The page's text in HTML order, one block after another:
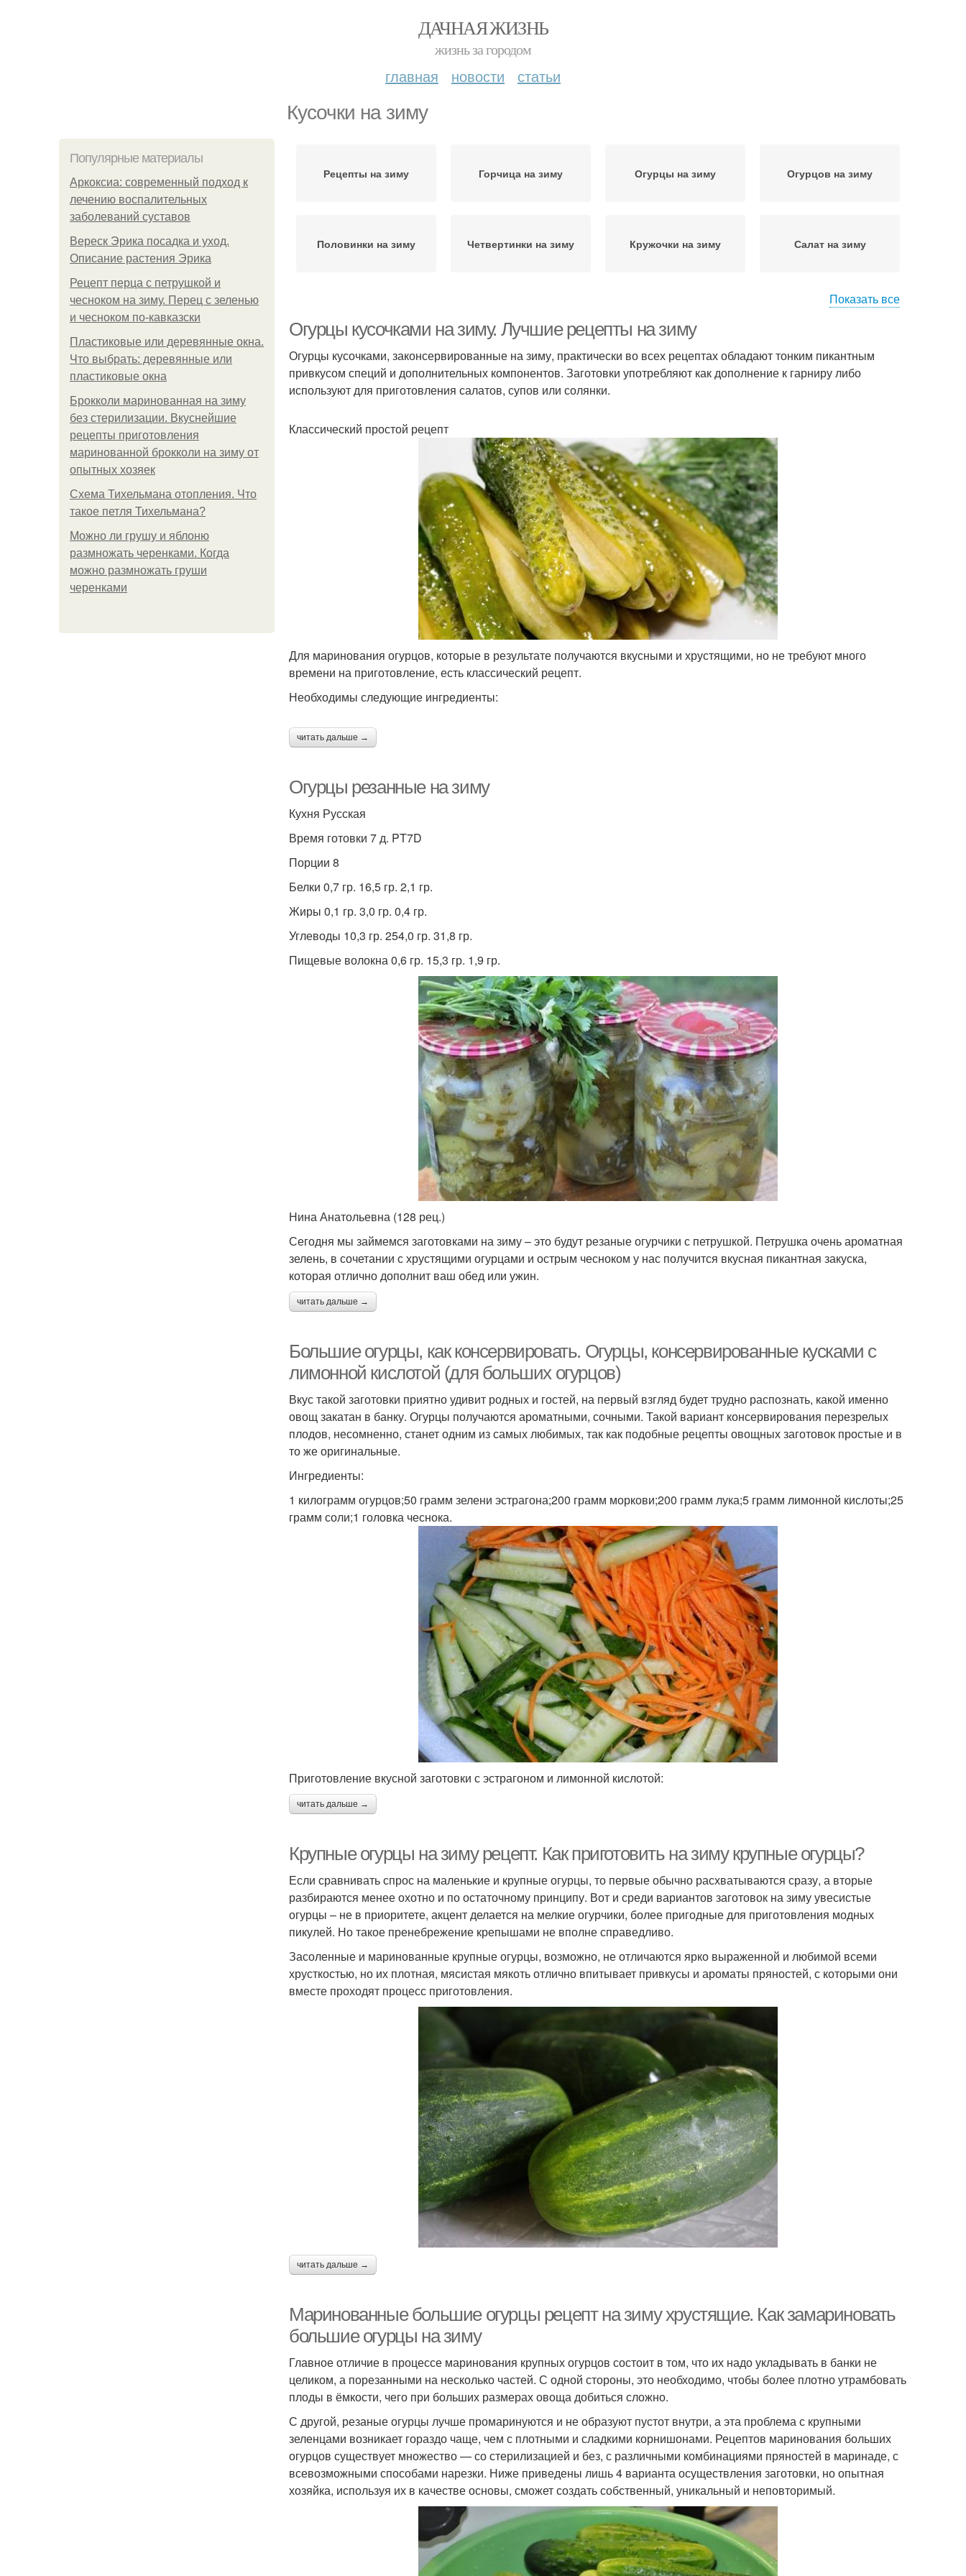
ДАЧНАЯ ЖИЗНЬ
жизнь за городом
главная новости статьи
Кусочки на зиму
Популярные материалы
Аркоксиа: современный подход к
лечению воспалительных
заболеваний суставов
Вереск Эрика посадка и уход.
Описание растения Эрика
Рецепт перца с петрушкой и
чесноком на зиму. Перец с зеленью
и чесноком по-кавказски
Пластиковые или деревянные окна.
Что выбрать: деревянные или
пластиковые окна
Брокколи маринованная на зиму
без стерилизации. Вкуснейшие
рецепты приготовления
маринованной брокколи на зиму от
опытных хозяек
Схема Тихельмана отопления. Что
такое петля Тихельмана?
Можно ли грушу и яблоню
размножать черенками. Когда
можно размножать груши
черенками
Рецепты на зиму Горчица на зиму Огурцы на зиму Огурцов на зиму
Половинки на зиму Четвертинки на зиму Кружочки на зиму Салат на зиму
Яблоки на зиму Компот на зиму
Маленькие на зиму
Показать все
Огурцы кусочками на зиму. Лучшие рецепты на зиму
Огурцы кусочками, законсервированные на зиму, практически во всех рецептах обладают тонким пикантным
привкусом специй и дополнительных компонентов. Заготовки употребляют как дополнение к гарниру либо
используют для приготовления салатов, супов или солянки.
Классический простой рецепт
Для маринования огурцов, которые в результате получаются вкусными и хрустящими, но не требуют много
времени на приготовление, есть классический рецепт.
Необходимы следующие ингредиенты:
читать дальше →
Огурцы резанные на зиму
Кухня Русская
Время готовки 7 д. PT7D
Порции 8
Белки 0,7 гр. 16,5 гр. 2,1 гр.
Жиры 0,1 гр. 3,0 гр. 0,4 гр.
Углеводы 10,3 гр. 254,0 гр. 31,8 гр.
Пищевые волокна 0,6 гр. 15,3 гр. 1,9 гр.
Нина Анатольевна (128 рец.)
Сегодня мы займемся заготовками на зиму – это будут резаные огурчики с петрушкой. Петрушка очень ароматная
зелень, в сочетании с хрустящими огурцами и острым чесноком у нас получится вкусная пикантная закуска,
которая отлично дополнит ваш обед или ужин.
читать дальше →
Большие огурцы, как консервировать. Огурцы, консервированные кусками с
лимонной кислотой (для больших огурцов)
Вкус такой заготовки приятно удивит родных и гостей, на первый взгляд будет трудно распознать, какой именно
овощ закатан в банку. Огурцы получаются ароматными, сочными. Такой вариант консервирования перезрелых
плодов, несомненно, станет одним из самых любимых, так как подобные рецепты овощных заготовок простые и в
то же оригинальные.
Ингредиенты:
1 килограмм огурцов;50 грамм зелени эстрагона;200 грамм моркови;200 грамм лука;5 грамм лимонной кислоты;25
грамм соли;1 головка чеснока.
Приготовление вкусной заготовки с эстрагоном и лимонной кислотой:
читать дальше →
Крупные огурцы на зиму рецепт. Как приготовить на зиму крупные огурцы?
Если сравнивать спрос на маленькие и крупные огурцы, то первые обычно расхватываются сразу, а вторые
разбираются менее охотно и по остаточному принципу. Вот и среди вариантов заготовок на зиму увесистые
огурцы – не в приоритете, акцент делается на мелкие огурчики, более пригодные для приготовления модных
пикулей. Но такое пренебрежение крепышами не вполне справедливо.
Засоленные и маринованные крупные огурцы, возможно, не отличаются ярко выраженной и любимой всеми
хрусткостью, но их плотная, мясистая мякоть отлично впитывает привкусы и ароматы пряностей, с которыми они
вместе проходят процесс приготовления.
читать дальше →
Маринованные большие огурцы рецепт на зиму хрустящие. Как замариновать
большие огурцы на зиму
Главное отличие в процессе маринования крупных огурцов состоит в том, что их надо укладывать в банки не
целиком, а порезанными на несколько частей. С одной стороны, это необходимо, чтобы более плотно утрамбовать
плоды в ёмкости, чего при больших размерах овоща добиться сложно.
С другой, резаные огурцы лучше промаринуются и не образуют пустот внутри, а эта проблема с крупными
зеленцами возникает гораздо чаще, чем с плотными и сладкими корнишонами. Рецептов маринования больших
огурцов существует множество — со стерилизацией и без, с различными комбинациями пряностей в маринаде, с
всевозможными способами нарезки. Ниже приведены лишь 4 варианта осуществления заготовки, но опытная
хозяйка, используя их в качестве основы, сможет создать собственный, уникальный и неповторимый.